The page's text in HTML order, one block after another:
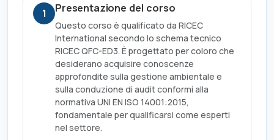
1 Presentazione del corso
Questo corso è qualificato da RICEC
International secondo lo schema tecnico
RICEC QFC-ED3. È progettato per coloro che
desiderano acquisire conoscenze
approfondite sulla gestione ambientale e
sulla conduzione di audit conformi alla
normativa UNI EN ISO 14001:2015,
fondamentale per qualificarsi come esperti
nel settore.